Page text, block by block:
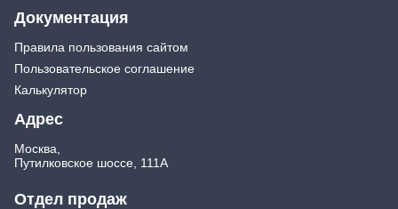
Документация
Правила пользования сайтом
Пользовательское соглашение
Калькулятор
Адрес
Москва,
Путилковское шоссе, 111А
Отдел продаж